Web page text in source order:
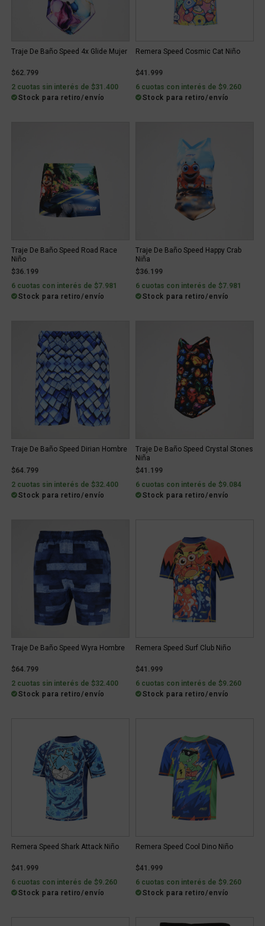
Traje De Baño Speed 4x Glide Mujer
$62.799
2 cuotas sin interés de $31.400
Stock para retiro/envío
Remera Speed Cosmic Cat Niño
$41.999
6 cuotas con interés de $9.260
Stock para retiro/envío
Traje De Baño Speed Road Race
Niño
$36.199
6 cuotas con interés de $7.981
Stock para retiro/envío
Traje De Baño Speed Happy Crab
Niña
$36.199
6 cuotas con interés de $7.981
Stock para retiro/envío
Traje De Baño Speed Dirian Hombre
$64.799
2 cuotas sin interés de $32.400
Stock para retiro/envío
Traje De Baño Speed Crystal Stones
Niña
$41.199
6 cuotas con interés de $9.084
Stock para retiro/envío
Traje De Baño Speed Wyra Hombre
$64.799
2 cuotas sin interés de $32.400
Stock para retiro/envío
Remera Speed Surf Club Niño
$41.999
6 cuotas con interés de $9.260
Stock para retiro/envío
Remera Speed Shark Attack Niño
$41.999
6 cuotas con interés de $9.260
Stock para retiro/envío
Remera Speed Cool Dino Niño
$41.999
6 cuotas con interés de $9.260
Stock para retiro/envío